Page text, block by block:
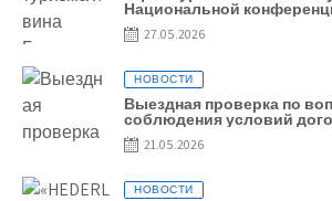
Национальной
туризма
27.05.2026
НОВОСТИ
Выездная проверка по
соблюдения условий
предоставлении грантов
Baurlukhouse
21.05.2026
НОВОСТИ